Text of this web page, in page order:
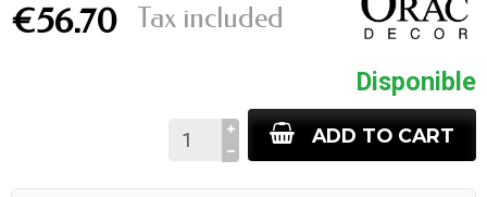
€56.70 Tax included
Disponible
ADD TO CART